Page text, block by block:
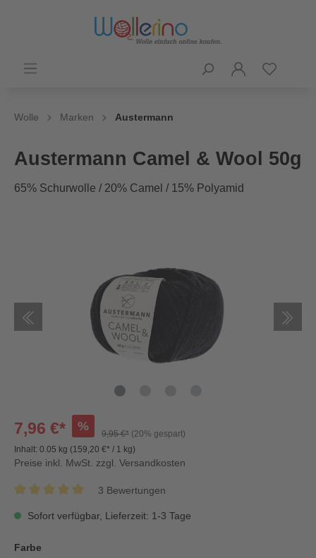
Wolle Marken Austermann
Austermann Camel & Wool 50g
65% Schurwolle / 20% Camel / 15% Polyamid
7,96 €* %
9,95 €* (20% gespart)
Inhalt: 0.05 kg (159,20 €* / 1 kg)
Preise inkl. MwSt. zzgl. Versandkosten
3 Bewertungen
Sofort verfügbar, Lieferzeit: 1-3 Tage
Farbe